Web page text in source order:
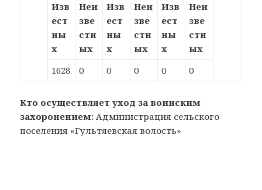
Изв
ест
ны
х
Неи
зве
стн
ых
Изв
ест
ны
х
Неи
зве
стн
ых
Изв
ест
ны
х
Неи
зве
стн
ых
1628
0 0 0 0 0
Кто осуществляет уход за воинским
захоронением: Администрация сельского
поселения «Гультяевская волость»